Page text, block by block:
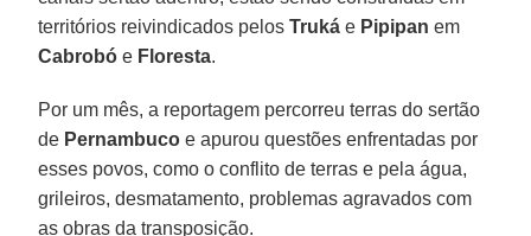
territórios reivindicados pelosTrukáe Pipipan em
Cabrobó e Floresta.
Por um mês, a reportagem percorreu terras do sertão
de Pernambuco e apurou questões enfrentadas por
esses povos, como o conflito de terras e pela água,
grileiros, desmatamento, problemas agravados com
as obras da transposição.